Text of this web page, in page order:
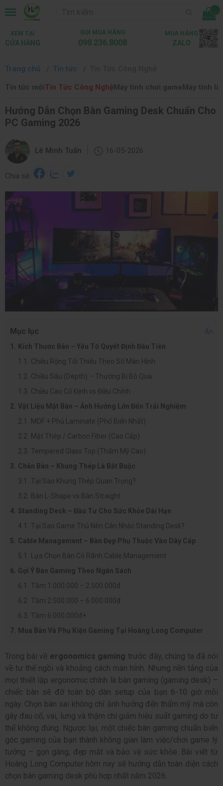
...
XEM TẠI
CỬA HÀNG
GỌI MUA HÀNG
098.236.8008
MUA HÀNG
ZALO
Trang chủ Tin tức
Tin tức mớiTin Tức Công NghệMáy tính chơi gameMáy tính
Hướng Dẫn Chọn Bàn Gaming Desk Chuẩn Cho
PC Gaming 2026
Lê Minh Tuấn 16-05-2026
Chia sẻ:
Mục lục
Ẩn
Kích Thước Bàn – Yếu Tố Quyết Định Đầu Tiên
Chiều Rộng Tối Thiểu Theo Số Màn Hình
Chiều Sâu (Depth) – Thường Bị Bỏ Qua
Chiều Cao Cố Định vs Điều Chỉnh
Vật Liệu Mặt Bàn – Ảnh Hưởng Lớn Đến Trải Nghiệm
MDF + Phủ Laminate (Phổ Biến Nhất)
Mặt Thép / Carbon Fiber (Cao Cấp)
Tempered Glass Top (Thẩm Mỹ Cao)
Chân Bàn – Khung Thép Là Bắt Buộc
Tại Sao Khung Thép Quan Trọng?
Bàn L-Shape vs Bàn Straight
Standing Desk – Đầu Tư Cho Sức Khỏe Dài Hạn
Tại Sao Game Thủ Nên Cân Nhắc Standing Desk?
Cable Management – Bàn Đẹp Phụ Thuộc Vào Dây Cáp
Lựa Chọn Bàn Có Rãnh Cable Management
Gợi Ý Bàn Gaming Theo Ngân Sách
Tầm 1.000.000 – 2.500.000đ
Tầm 2.500.000 – 6.000.000đ
Tầm 6.000.000đ+
Mua Bàn Và Phụ Kiện Gaming Tại Hoàng Long Computer
Trong bài về ergonomics gaming trước đây, chúng ta đã nói
về tư thế ngồi và khoảng cách màn hình. Nhưng nền tảng của
mọi thiết lập ergonomic chính là bàn gaming (gaming desk) –
chiếc bàn sẽ đỡ toàn bộ dàn setup của bạn 6-10 giờ mỗi
ngày. Chọn bàn sai không chỉ ảnh hưởng đến thẩm mỹ mà còn
gây đau cổ, vai, lưng và thậm chí giảm hiệu suất gaming do tư
thế không đúng. Ngược lại, một chiếc bàn gaming chuẩn biến
góc gaming của bạn thành không gian làm việc/chơi game lý
tưởng – gọn gàng, đẹp mắt và bảo vệ sức khỏe. Bài viết từ
Hoàng Long Computer hôm nay sẽ hướng dẫn toàn diện cách
chọn bàn gaming desk phù hợp nhất năm 2026.